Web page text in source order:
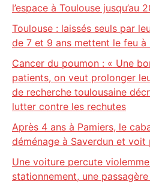
l’espace à Toulouse jusqu’au
Toulouse : laissés seuls par
de 7 et 9 ans mettent le feu à
Cancer du poumon : « Une
patients, on veut prolonger
de recherche toulousaine
lutter contre les rechutes
Après 4 ans à Pamiers, le
déménage à Saverdun et voit
Une voiture percute
stationnement, une